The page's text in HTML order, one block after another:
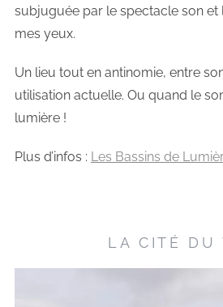
subjuguée par le spectacle son et
mes yeux.
Un lieu tout en antinomie, entre
utilisation actuelle. Ou quand le
lumière !
Plus d’infos : Les Bassins de
LA CITÉ DU